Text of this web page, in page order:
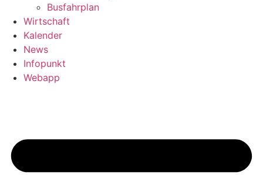
Busfahrplan
Wirtschaft
Kalender
News
Infopunkt
Webapp